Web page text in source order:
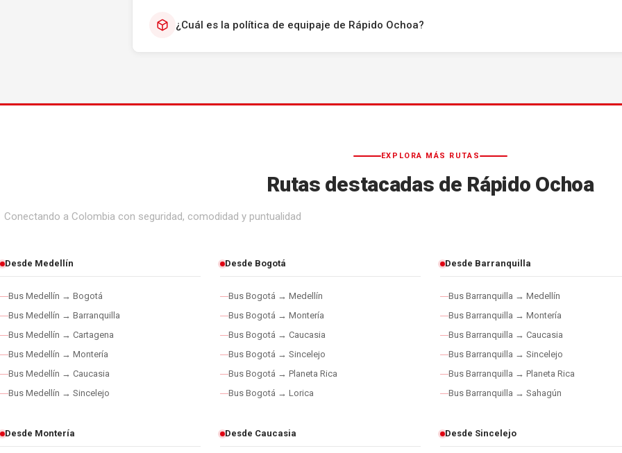
¿Cuál es la política de equipaje de Rápido Ochoa?
EXPLORA MÁS RUTAS
Rutas destacadas de Rápido Ochoa
Conectando a Colombia con seguridad, comodidad y puntualidad
Desde Medellín
Bus Medellín → Bogotá
Bus Medellín → Barranquilla
Bus Medellín → Cartagena
Bus Medellín → Montería
Bus Medellín → Caucasia
Bus Medellín → Sincelejo
Desde Bogotá
Bus Bogotá → Medellín
Bus Bogotá → Montería
Bus Bogotá → Caucasia
Bus Bogotá → Sincelejo
Bus Bogotá → Planeta Rica
Bus Bogotá → Lorica
Desde Barranquilla
Bus Barranquilla → Medellín
Bus Barranquilla → Montería
Bus Barranquilla → Caucasia
Bus Barranquilla → Sincelejo
Bus Barranquilla → Planeta Rica
Bus Barranquilla → Sahagún
Desde Montería Desde Caucasia Desde Sincelejo